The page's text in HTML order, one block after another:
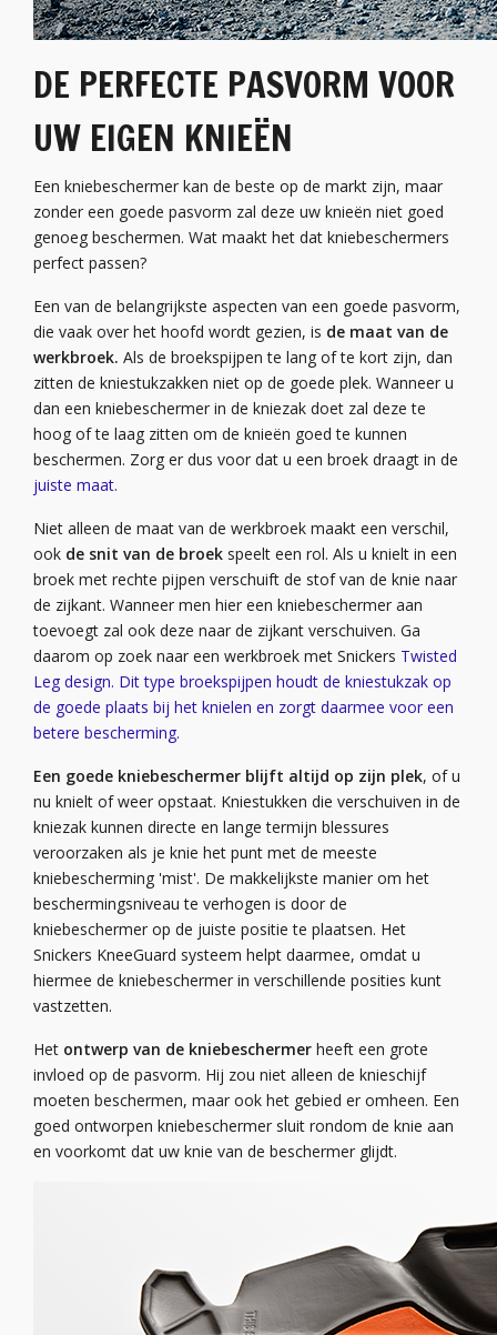
DE PERFECTE PASVORM VOOR
UW EIGEN KNIEËN
Een kniebeschermer kan de beste op de markt zijn, maar
zonder een goede pasvorm zal deze uw knieën niet goed
genoeg beschermen. Wat maakt het dat kniebeschermers
perfect passen?
Een van de belangrijkste aspecten van een goede pasvorm,
die vaak over het hoofd wordt gezien, is de maat van de
werkbroek. Als de broekspijpen te lang of te kort zijn, dan
zitten de kniestukzakken niet op de goede plek. Wanneer u
dan een kniebeschermer in de kniezak doet zal deze te
hoog of te laag zitten om de knieën goed te kunnen
beschermen. Zorg er dus voor dat u een broek draagt in de
juiste maat.
Niet alleen de maat van de werkbroek maakt een verschil,
ook de snit van de broek speelt een rol. Als u knielt in een
broek met rechte pijpen verschuift de stof van de knie naar
de zijkant. Wanneer men hier een kniebeschermer aan
toevoegt zal ook deze naar de zijkant verschuiven. Ga
daarom op zoek naar een werkbroek met Snickers Twisted
Leg design. Dit type broekspijpen houdt de kniestukzak op
de goede plaats bij het knielen en zorgt daarmee voor een
betere bescherming.
Een goede kniebeschermer blijft altijd op zijn plek, of u
nu knielt of weer opstaat. Kniestukken die verschuiven in de
kniezak kunnen directe en lange termijn blessures
veroorzaken als je knie het punt met de meeste
kniebescherming 'mist'. De makkelijkste manier om het
beschermingsniveau te verhogen is door de
kniebeschermer op de juiste positie te plaatsen. Het
Snickers KneeGuard systeem helpt daarmee, omdat u
hiermee de kniebeschermer in verschillende posities kunt
vastzetten.
Het ontwerp van de kniebeschermer heeft een grote
invloed op de pasvorm. Hij zou niet alleen de knieschijf
moeten beschermen, maar ook het gebied er omheen. Een
goed ontworpen kniebeschermer sluit rondom de knie aan
en voorkomt dat uw knie van de beschermer glijdt.